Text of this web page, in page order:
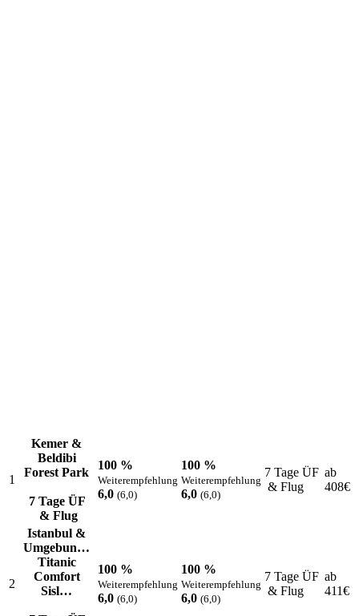
1
Kemer &
Beldibi
Forest Park
7 Tage ÜF
& Flug
100 %
Weiterempfehlung
6,0 (6,0)
100 %
Weiterempfehlung
6,0 (6,0)
7 Tage ÜF
& Flug
ab
408€
2
Istanbul &
Umgebun…
Titanic
Comfort
Sisl…
100 %
Weiterempfehlung
6,0 (6,0)
100 %
Weiterempfehlung
6,0 (6,0)
7 Tage ÜF
& Flug
ab
411€